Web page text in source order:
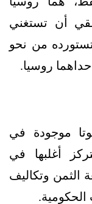
أن تستغني
من نحو
موجودة في
أغلبها في
الثمن وتكاليف
الحكومية.